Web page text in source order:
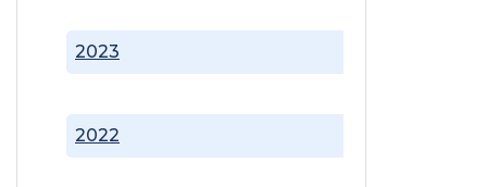
2022
2023